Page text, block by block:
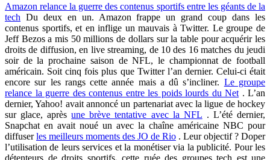
Amazon relance la guerre des contenus sportifs entre les géants de la
tech Du deux en un. Amazon frappe un grand coup dans les
contenus sportifs, et en inflige un mauvais à Twitter. Le groupe de
Jeff Bezos a mis 50 millions de dollars sur la table pour acquérir les
droits de diffusion, en live streaming, de 10 des 16 matches du jeudi
soir de la prochaine saison de NFL, le championnat de football
américain. Soit cinq fois plus que Twitter l’an dernier. Celui-ci était
encore sur les rangs cette année mais a dû s’incliner. Le groupe
relance la guerre des contenus entre les poids lourds du Net . L’an
dernier, Yahoo! avait annoncé un partenariat avec la ligue de hockey
sur glace, aprèsune brève tentative avec la NFL . L’été dernier,
Snapchat en avait noué un avec la chaîne américaine NBC pour
diffuserles meilleurs moments des JO de Rio . Leur objectif ? Doper
l’utilisation de leurs services et la monétiser via la publicité. Pour les
détenteurs de droits sportifs, cette ruée des groupes tech est une